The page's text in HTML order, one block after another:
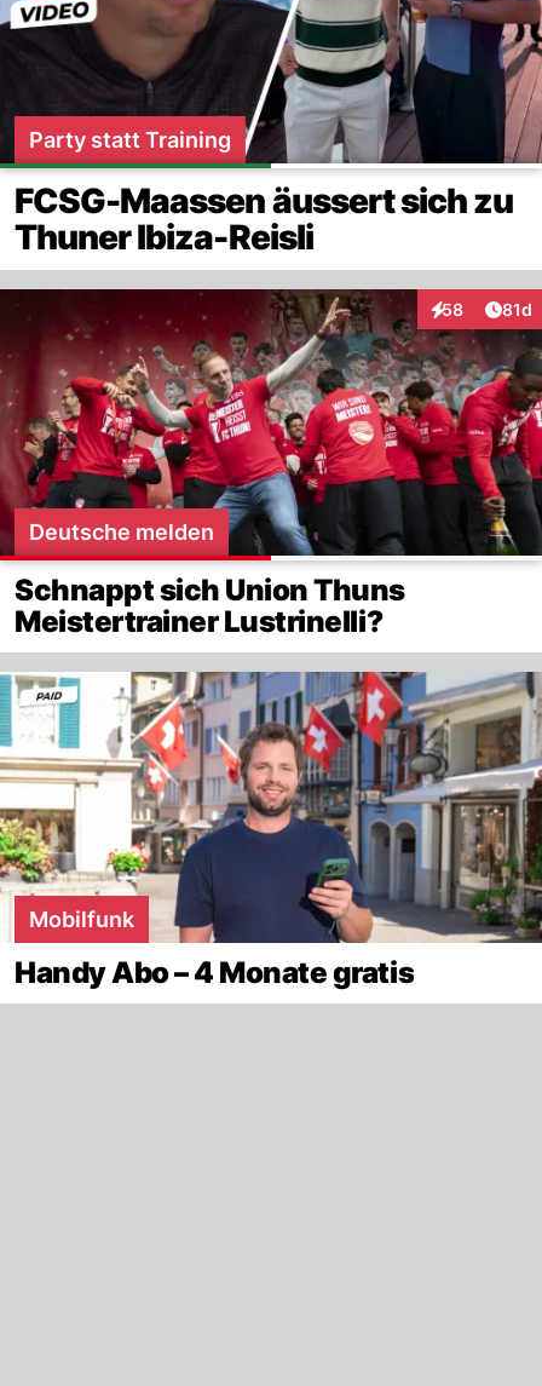
Party statt Training
FCSG-Maassen äussert sich zu
Thuner Ibiza-Reisli
58
Interaktionen
81d
Deutsche melden
Schnappt sich Union Thuns
Meistertrainer Lustrinelli?
Mobilfunk
Handy Abo – 4 Monate gratis